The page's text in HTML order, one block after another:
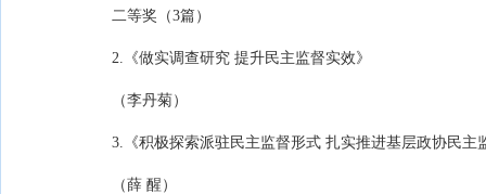
二等奖（3篇）
2.《做实调查研究 提升民主监督实效》
（李丹菊）
3.《积极探索派驻民主监督形式 扎实推进基层政协民主
（薛 醒）